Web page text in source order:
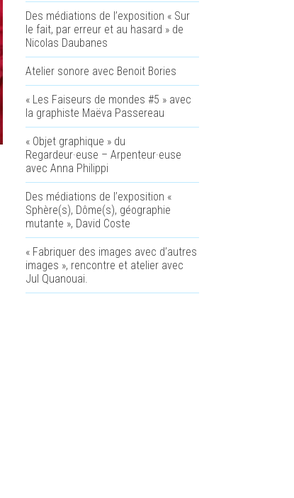
Des médiations de l’exposition « Sur
le fait, par erreur et au hasard » de
Nicolas Daubanes
Atelier sonore avec Benoit Bories
« Les Faiseurs de mondes #5 » avec
la graphiste Maëva Passereau
« Objet graphique » du
Regardeur·euse – Arpenteur·euse
avec Anna Philippi
Des médiations de l’exposition «
Sphère(s), Dôme(s), géographie
mutante », David Coste
« Fabriquer des images avec d’autres
images », rencontre et atelier avec
Jul Quanouai.